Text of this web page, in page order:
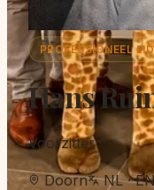
PROFESSIONEEL LID
Hans
Voorzitter
Doorn NL ·